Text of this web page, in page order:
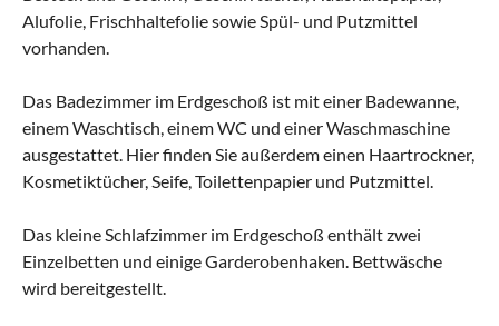
Alufolie, Frischhaltefolie sowie Spül- und Putzmittel
vorhanden.
Das Badezimmer im Erdgeschoß ist mit einer Badewanne,
einem Waschtisch, einem WC und einer Waschmaschine
ausgestattet. Hier finden Sie außerdem einen Haartrockner,
Kosmetiktücher, Seife, Toilettenpapier und Putzmittel.
Das kleine Schlafzimmer im Erdgeschoß enthält zwei
Einzelbetten und einige Garderobenhaken. Bettwäsche
wird bereitgestellt.